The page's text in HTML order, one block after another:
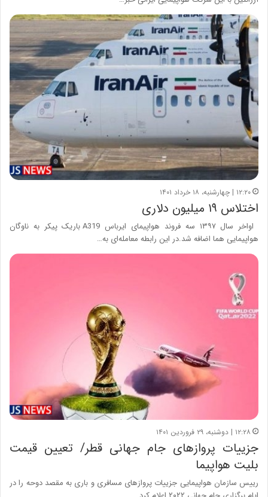
۱۲:۲۰ | چهارشنبه، ۱۸ خرداد ۱۴۰۱
اختلاس ۱۹ میلیون دلاری
اواخر سال ۱۳۹۷ سه فروند هواپیمای ایرباس A319 باریک پیکر به ناوگان
هواپیمایی هما اضافه شد.در این رابطه معامله‌ای به…
۱۲:۲۸ | دوشنبه، ۲۹ فروردین ۱۴۰۱
جزییات پروازهای جام جهانی قطر/ تعیین قیمت
بلیت هواپیما
رییس سازمان هواپیمایی جزییات پروازهای مسافری و باری به مقصد دوحه را در